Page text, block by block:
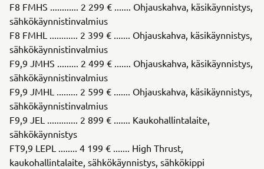
F8 FMHS ............ 2 299 € ....... Ohjauskahva, käsikäynnistys,
sähkökäynnistinvalmius
F8 FMHL ............ 2 399 € ....... Ohjauskahva, käsikäynnistys,
sähkökäynnistinvalmius
F9,9 JMHS ......... 2 499 € ....... Ohjauskahva, käsikäynnistys,
sähkökäynnistinvalmius
F9,9 JMHL ......... 2 599 € ....... Ohjauskahva, käsikäynnistys,
sähkökäynnistinvalmius
F9,9 JEL ............. 2 899 € ....... Kaukohallintalaite,
sähkökäynnistys
FT9,9 LEPL ........ 4 199 € ....... High Thrust,
kaukohallintalaite, sähkökäynnistys, sähkökippi